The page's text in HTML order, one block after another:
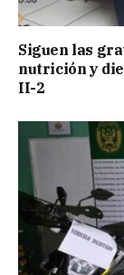
Siguen las
nutrición y
II-2